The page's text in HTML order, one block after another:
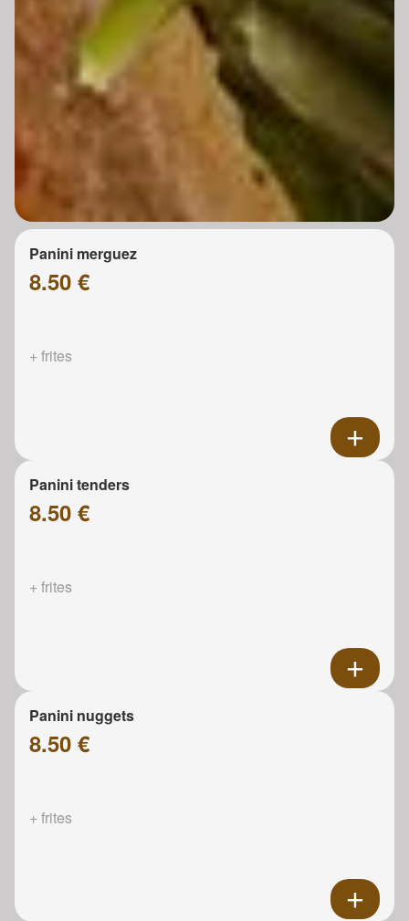
Panini merguez
8.50 €
+ frites
Panini tenders
8.50 €
+ frites
Panini nuggets
8.50 €
+ frites